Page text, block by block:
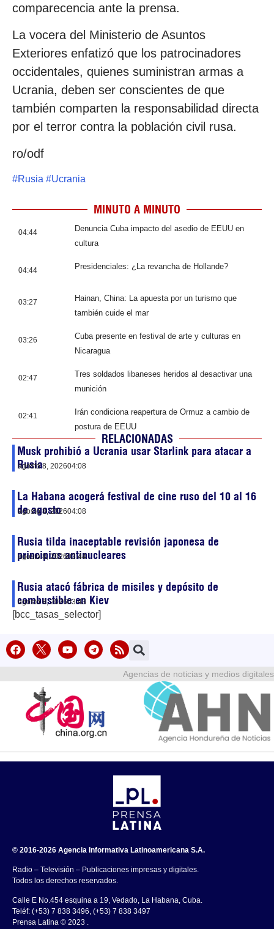
comparecencia ante la prensa.
La vocera del Ministerio de Asuntos
Exteriores enfatizó que los patrocinadores
occidentales, quienes suministran armas a
Ucrania, deben ser conscientes de que
también comparten la responsabilidad directa
por el terror contra la población civil rusa.
ro/odf
#Rusia #Ucrania
MINUTO A MINUTO
04:44
Denuncia Cuba impacto del asedio de EEUU en
cultura
04:44 Presidenciales: ¿La revancha de Hollande?
03:27
Hainan, China: La apuesta por un turismo que
también cuide el mar
03:26
Cuba presente en festival de arte y culturas en
Nicaragua
02:47
Tres soldados libaneses heridos al desactivar una
munición
02:41
Irán condiciona reapertura de Ormuz a cambio de
postura de EEUU
RELACIONADAS
Musk prohibió a Ucrania usar Starlink para atacar a
Rusia
agosto 8, 202604:08
La Habana acogerá festival de cine ruso del 10 al 16
de agosto
agosto 8, 202604:08
Rusia tilda inaceptable revisión japonesa de
principios antinucleares
agosto 8, 202603:44
Rusia atacó fábrica de misiles y depósito de
combustible en Kiev
agosto 8, 202603:43
[bcc_tasas_selector]
Agencias de noticias y medios digitales
© 2016-2026 Agencia Informativa Latinoamericana S.A.
Radio – Televisión – Publicaciones impresas y digitales.
Todos los derechos reservados.
Calle E No.454 esquina a 19, Vedado, La Habana, Cuba.
Teléf: (+53) 7 838 3496, (+53) 7 838 3497
Prensa Latina © 2023 .